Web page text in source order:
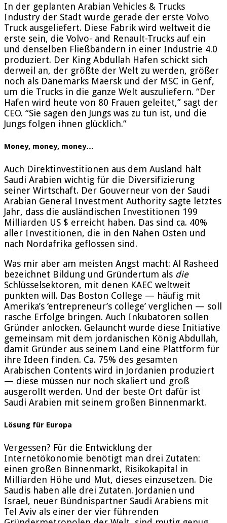
In der geplanten Arabian Vehicles & Trucks
Industry der Stadt wurde gerade der erste Volvo
Truck ausgeliefert. Diese Fabrik wird weltweit die
erste sein, die Volvo- and Renault-Trucks auf ein
und denselben Fließbändern in einer Industrie 4.0
produziert. Der King Abdullah Hafen schickt sich
derweil an, der größte der Welt zu werden, größer
noch als Dänemarks Maersk und der MSC in Genf,
um die Trucks in die ganze Welt auszuliefern. “Der
Hafen wird heute von 80 Frauen geleitet,” sagt der
CEO. “Sie sagen den Jungs was zu tun ist, und die
Jungs folgen ihnen glücklich.”
Money, money, money…
Auch Direktinvestitionen aus dem Ausland hält
Saudi Arabien wichtig für die Diversifizierung
seiner Wirtschaft. Der Gouverneur von der Saudi
Arabian General Investment Authority sagte letztes
Jahr, dass die ausländischen Investitionen 199
Milliarden US $ erreicht haben. Das sind ca. 40%
aller Investitionen, die in den Nahen Osten und
nach Nordafrika geflossen sind.
Was mir aber am meisten Angst macht: Al Rasheed
bezeichnet Bildung und Gründertum als die
Schlüsselsektoren, mit denen KAEC weltweit
punkten will. Das Boston College — häufig mit
Amerika’s ‘entrepreneur’s college’ verglichen — soll
rasche Erfolge bringen. Auch Inkubatoren sollen
Gründer anlocken. Gelauncht wurde diese Initiative
gemeinsam mit dem jordanischen König Abdullah,
damit Gründer aus seinem Land eine Plattform für
ihre Ideen finden. Ca. 75% des gesamten
Arabischen Contents wird in Jordanien produziert
— diese müssen nur noch skaliert und groß
ausgerollt werden. Und der beste Ort dafür ist
Saudi Arabien mit seinem großen Binnenmarkt.
Lösung für Europa
Vergessen? Für die Entwicklung der
Internetökonomie benötigt man drei Zutaten:
einen großen Binnenmarkt, Risikokapital in
Milliarden Höhe und Mut, dieses einzusetzen. Die
Saudis haben alle drei Zutaten. Jordanien und
Israel, neuer Bündnispartner Saudi Arabiens mit
Tel Aviv als einer der vier führenden